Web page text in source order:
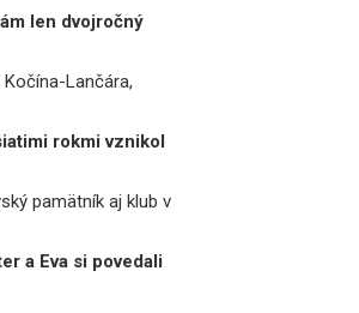
len dvojročný
Lančára,
rokmi vznikol
pamätník aj klub v
a Eva si povedali